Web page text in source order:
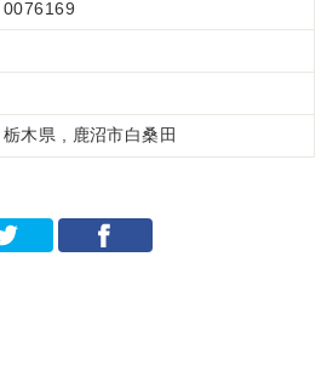
0076169
栃木県 , 鹿沼市白桑田